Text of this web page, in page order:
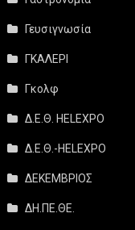
Γευσιγνωσία
ΓΚΑΛΕΡΙ
Γκολφ
Δ.Ε.Θ. HELEXPO
Δ.Ε.Θ.-HELEXPO
ΔΕΚΕΜΒΡΙΟΣ
ΔΗ.ΠΕ.ΘΕ.